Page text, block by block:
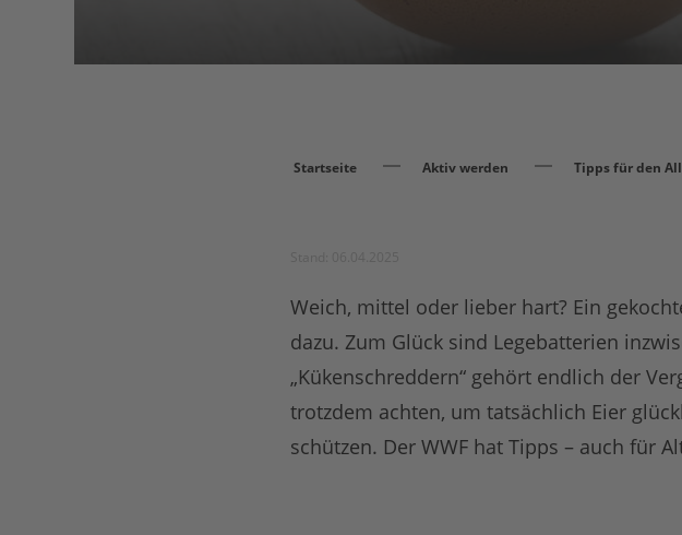
Startseite Aktiv werden Tipps für den
Weich, mittel oder lieber hart? Ein
dazu. Zum Glück sind Legebatterien
„Kükenschreddern“ gehört endlich der
trotzdem achten, um tatsächlich Eier
schützen. Der WWF hat Tipps – auch für